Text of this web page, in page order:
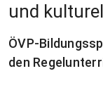
und
ÖVP-
den